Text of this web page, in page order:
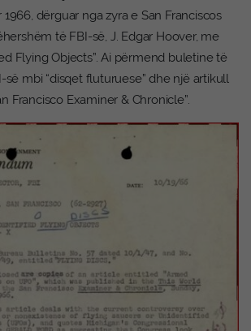
dërguar nga zyra e San Franciscos
të FBI-së, J. Edgar Hoover, me
Flying Objects”. Ai përmend buletine të
mbi “disqet fluturuese” dhe një artikull
Francisco Examiner & Chronicle”.